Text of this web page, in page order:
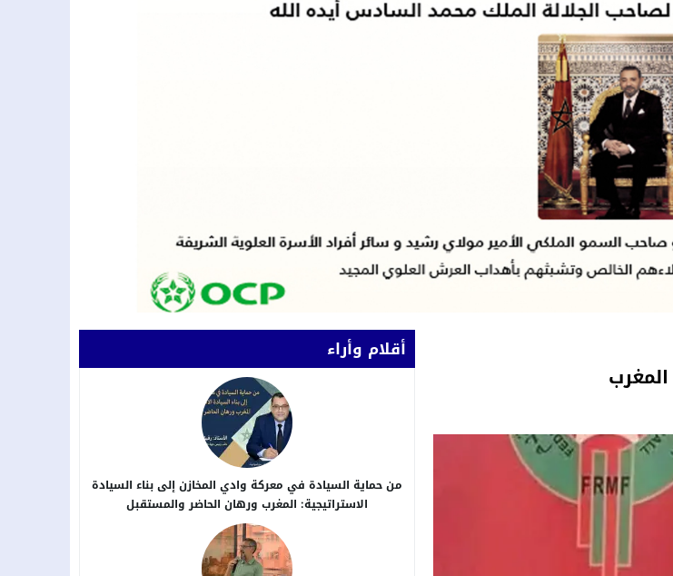
أقلام وأراء
من حماية السيادة في معركة وادي المخازن إلى بناء السيادة
الاستراتيجية: المغرب ورهان الحاضر والمستقبل